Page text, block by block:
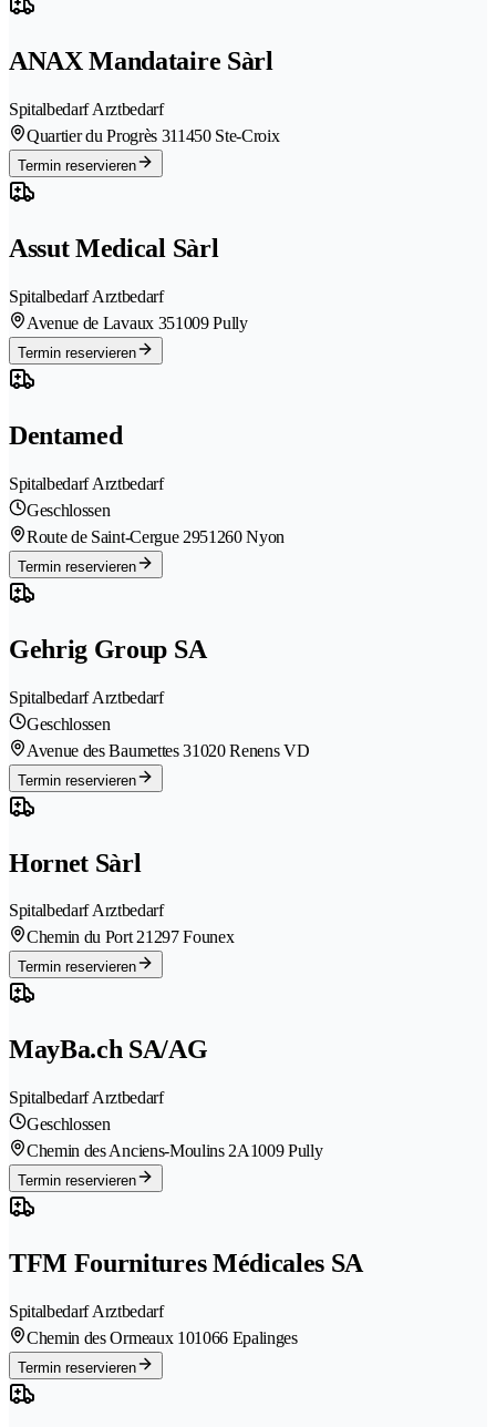
ANAX Mandataire Sàrl
Spitalbedarf Arztbedarf
Quartier du Progrès 311450 Ste-Croix
Termin reservieren
Assut Medical Sàrl
Spitalbedarf Arztbedarf
Avenue de Lavaux 351009 Pully
Termin reservieren
Dentamed
Spitalbedarf Arztbedarf
Geschlossen
Route de Saint-Cergue 2951260 Nyon
Termin reservieren
Gehrig Group SA
Spitalbedarf Arztbedarf
Geschlossen
Avenue des Baumettes 31020 Renens VD
Termin reservieren
Hornet Sàrl
Spitalbedarf Arztbedarf
Chemin du Port 21297 Founex
Termin reservieren
MayBa.ch SA/AG
Spitalbedarf Arztbedarf
Geschlossen
Chemin des Anciens-Moulins 2A1009 Pully
Termin reservieren
TFM Fournitures Médicales SA
Spitalbedarf Arztbedarf
Chemin des Ormeaux 101066 Epalinges
Termin reservieren